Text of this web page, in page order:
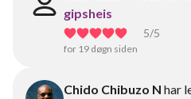
gipsheis
5/5
for 19 døgn siden
Chido Chibuzo N har